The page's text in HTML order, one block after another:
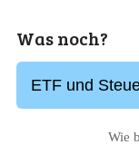
Was noch?
ETF und
Wie